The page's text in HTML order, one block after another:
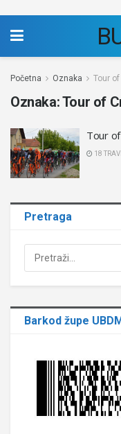
Početna Oznaka Tour
Oznaka:Tour of
Tour
18
Pretraga
Barkod župe